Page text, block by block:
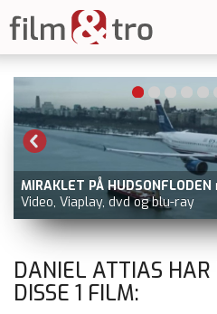
MIRAKLET PÅ HUDSONFLODEN
Video, Viaplay, dvd og blu-ray
DANIEL ATTIAS HAR
DISSE 1 FILM: